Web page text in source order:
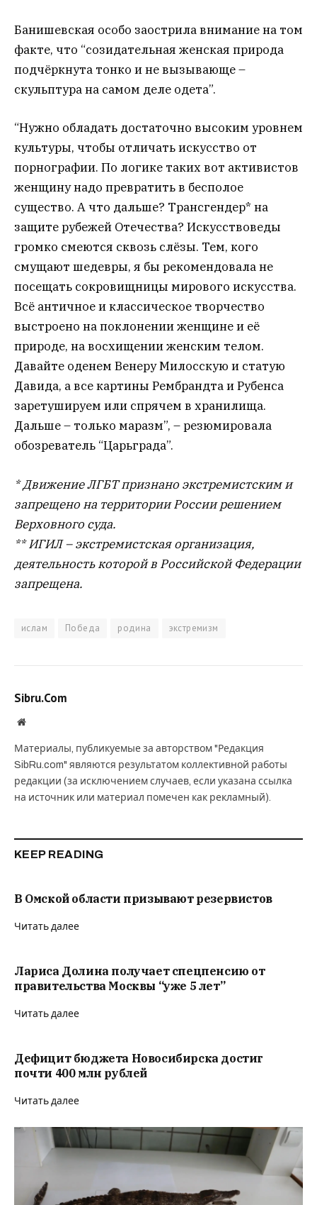
Банишевская особо заострила внимание на том
факте, что “созидательная женская природа
подчёркнута тонко и не вызывающе –
скульптура на самом деле одета”.
“Нужно обладать достаточно высоким уровнем
культуры, чтобы отличать искусство от
порнографии. По логике таких вот активистов
женщину надо превратить в бесполое
существо. А что дальше? Трансгендер* на
защите рубежей Отечества? Искусствоведы
громко смеются сквозь слёзы. Тем, кого
смущают шедевры, я бы рекомендовала не
посещать сокровищницы мирового искусства.
Всё античное и классическое творчество
выстроено на поклонении женщине и её
природе, на восхищении женским телом.
Давайте оденем Венеру Милосскую и статую
Давида, а все картины Рембрандта и Рубенса
заретушируем или спрячем в хранилища.
Дальше – только маразм”, – резюмировала
обозреватель “Царьграда”.
* Движение ЛГБТ признано экстремистским и
запрещено на территории России решением
Верховного суда.
** ИГИЛ – экстремистская организация,
деятельность которой в Российской Федерации
запрещена.
ислам Победа родина экстремизм
Sibru.Com
Website
Материалы, публикуемые за авторством "Редакция
SibRu.com" являются результатом коллективной работы
редакции (за исключением случаев, если указана ссылка
на источник или материал помечен как рекламный).
KEEP READING
В Омской области призывают резервистов
Читать далее
Лариса Долина получает спецпенсию от
правительства Москвы “уже 5 лет”
Читать далее
Дефицит бюджета Новосибирска достиг
почти 400 млн рублей
Читать далее